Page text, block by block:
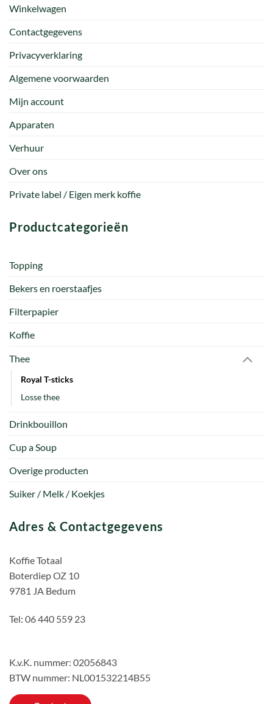
Winkelwagen
Contactgegevens
Privacyverklaring
Algemene voorwaarden
Mijn account
Apparaten
Verhuur
Over ons
Private label / Eigen merk koffie
Productcategorieën
Topping
Bekers en roerstaafjes
Filterpapier
Koffie
Thee
Royal T-sticks
Losse thee
Drinkbouillon
Cup a Soup
Overige producten
Suiker / Melk / Koekjes
Adres & Contactgegevens
Koffie Totaal
Boterdiep OZ 10
9781 JA Bedum
Tel: 06 440 559 23
K.v.K. nummer: 02056843
BTW nummer: NL001532214B55